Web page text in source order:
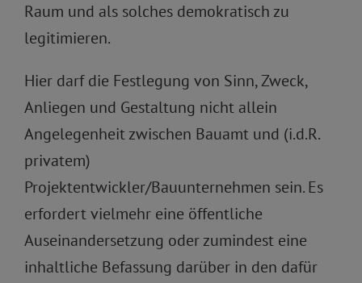
Raum und als solches demokratisch zu
legitimieren.
Hier darf die Festlegung von Sinn, Zweck,
Anliegen und Gestaltung nicht allein
Angelegenheit zwischen Bauamt und (i.d.R.
privatem)
Projektentwickler/Bauunternehmen sein. Es
erfordert vielmehr eine öffentliche
Auseinandersetzung oder zumindest eine
inhaltliche Befassung darüber in den dafür